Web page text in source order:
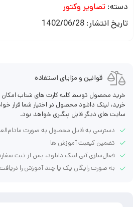
دسته: تصاویر وکتور
تاریخ انتشار: 1402/06/28
قوانین و مزایای استفاده
خرید محصول توسط کلیه کارت های شتاب امکان
خرید، لینک دانلود محصول در اختیار شما قرار
سایت های دیگر قابل پیگیری خواهد بود.
دسترسی به فایل محصول به صورت
تضمین کیفیت آموزش ها
فعال‌سازی آنی لینک دانلود، پس از ثبت
به صورت رایگان یک یا چند آموزش را